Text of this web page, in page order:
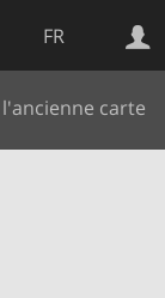
FR
l'ancienne carte